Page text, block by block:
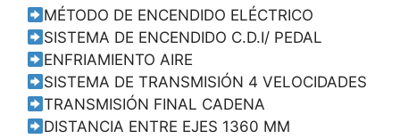
MÉTODO DE ENCENDIDO ELÉCTRICO
SISTEMA DE ENCENDIDO C.D.I/ PEDAL
ENFRIAMIENTO AIRE
SISTEMA DE TRANSMISIÓN 4 VELOCIDADES
TRANSMISIÓN FINAL CADENA
DISTANCIA ENTRE EJES 1360 MM